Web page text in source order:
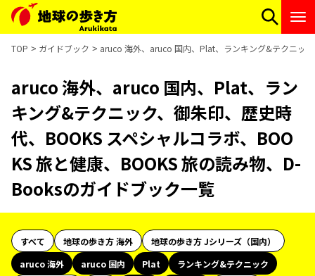
TOP ガイドブック aruco 海外、aruco 国内、Plat、ランキング&テクニッ
aruco 海外、aruco 国内、Plat、ラン
キング&テクニック、御朱印、歴史時
代、BOOKS スペシャルコラボ、BOO
KS 旅と健康、BOOKS 旅の読み物、D-
Booksのガイドブック一覧
すべて 地球の歩き方 海外
地球の歩き方 Jシリーズ（国内）
aruco 海外
aruco 国内 Plat
ランキング&テクニック